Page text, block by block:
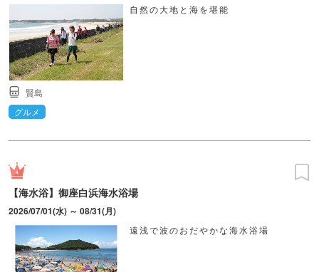
自然の大地と海を堪能
賢島
グルメ
【海水浴】御座白浜海水浴場
2026/07/01(水) ～ 08/31(月)
遠浅で波のおだやかな海水浴場